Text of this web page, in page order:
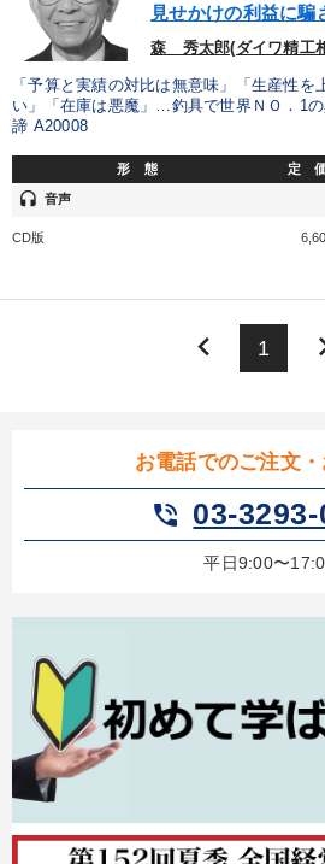
お電話でのご注文
phone_in_talk 03-
平日9:00〜
見せかけの利益に騙
森 秀太郎(ダイワ精工
「予算と実績の対比は無意味」「生産性を
い」「在庫は悪魔」…釣具で世界ＮＯ．1
諦 A20008
形 態 定
headset 音声
CD版
keyboard_arrow_left 1